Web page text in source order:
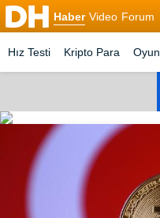
Haber Video Forum
Hız Testi Kripto Para Oyun